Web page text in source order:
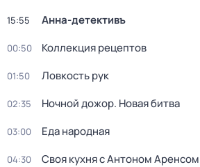
15:55 Анна-детективъ
00:50 Коллекция рецептов
01:50 Ловкость рук
02:35 Ночной дожор. Новая битва
03:00 Еда народная
04:30 Своя кухня с Антоном Аренсом